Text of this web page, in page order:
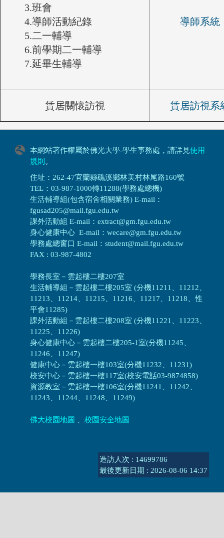
3.班會
4.導師活動紀錄
5.二一輔導
6.前學期二一輔導
7.延畢生輔導
導師系統
賃居關懷訪視 賃居訪視系
本網站著作權屬於佛光大學-學生事務處，請詳見使用
規則 。
住址：262-47宜蘭縣礁溪鄉林美村林尾路160號
TEL：03-987-1000轉11288(學務處總機)
生活輔導組(包含宿舍相關業務) E-mail：
fgusad205@mail.fgu.edu.tw
課外活動組 E-mail：extract@gm.fgu.edu.tw
身心健康中心 E-mail：wecare@gm.fgu.edu.tw
學務處總窗口 E-mail：student@mail.fgu.edu.tw
FAX : 03-987-4802
學務長室－雲起樓二樓207室
生活輔導組 － 雲起樓二樓205室 (分機11211、11212、
11213、11214、11215、11216、11217、11218、性
平會11285)
課外活動組 － 雲起樓二樓208室 (分機11221、11223、
11225、11226)
身心健康中心 － 雲起樓二樓205-1室(分機11245、
11246、11247)
健康中心－ 雲起樓一樓103室(分機11232、11231)
校安中心－ 雲起樓一樓117室(校安電話03-9874858)
資源教室 － 雲起樓一樓106室(分機11241、11242、
11243、11244、11248、11249)
佛大校園地圖 、 校園安全地圖
造訪人次 : 14699786
最後更新日期 : 2026-08-06 14:37